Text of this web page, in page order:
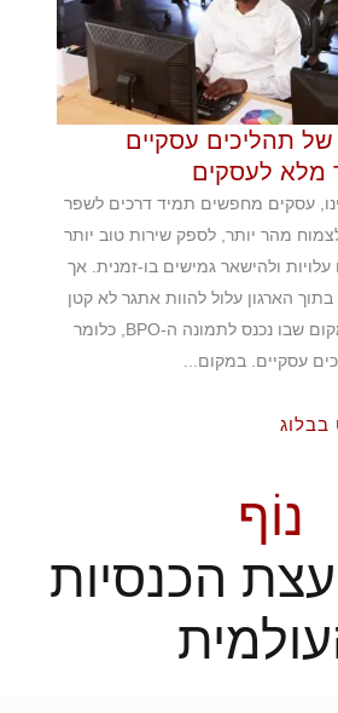
של תהליכים עסקיים
עסקים מחפשים תמיד דרכים לשפר
מהר יותר, לספק שירות טוב יותר
ולהישאר גמישים בו-זמנית. אך
בתוך הארגון עלול להוות אתגר לא קטן
עבור החברות. זה המקום שבו נכנס לתמונה ה-BPO, כלומר
עסקיים. במקום...
נוֹף
הכנסיות